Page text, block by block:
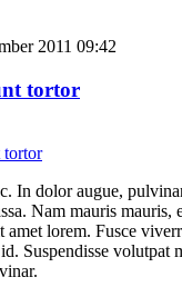
2011 09:42
tortor
In dolor augue,
Nam mauris mauris,
lorem. Fusce
Suspendisse volutpat